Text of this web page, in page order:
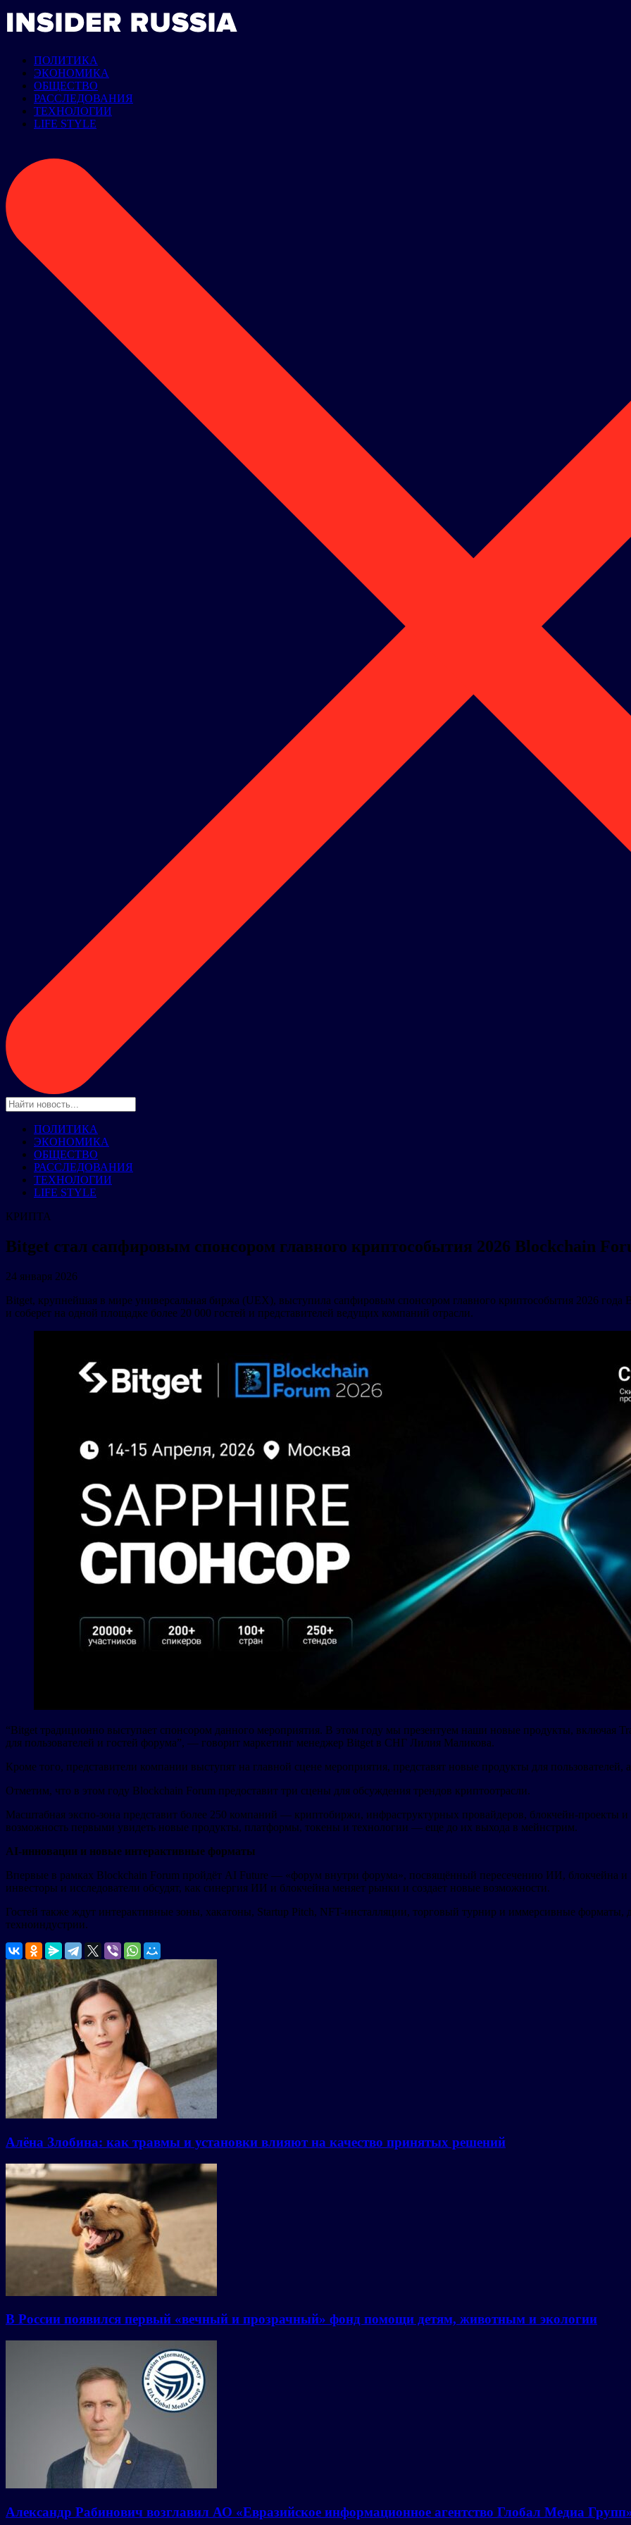
ПОЛИТИКА
ЭКОНОМИКА
ОБЩЕСТВО
РАССЛЕДОВАНИЯ
ТЕХНОЛОГИИ
LIFE STYLE
ПОЛИТИКА
ЭКОНОМИКА
ОБЩЕСТВО
РАССЛЕДОВАНИЯ
ТЕХНОЛОГИИ
LIFE STYLE
КРИПТА
Bitget стал сапфировым спонсором главного криптособытия 2026 Blockchain
24 января 2026
Bitget, крупнейшая в мире универсальная биржа (UEX), выступила сапфировым спонсором главного криптособытия 2026
и соберет на одной площадке более 20 000 гостей и представителей ведущих компаний отрасли.
“Bitget традиционно выступает спонсором данного мероприятия. В этом году мы презентуем наши новые продукты, включая
для пользователей и гостей форума”, — говорит маркетинг менеджер Bitget в СНГ Лилия Маликова.
Кроме того, представители компании выступят на главной сцене мероприятия, представят новые продукты для
Отметим, что в этом году Blockchain Forum предоставит три сцены для обсуждения трендов криптоотрасли.
Масштабная экспо-зона представит более 250 компаний — криптобиржи, инфраструктурных провайдеров, блокчейн-
возможность первыми увидеть новые продукты, платформы, токены и технологии — еще до их выхода в мейнстрим.
AI-инновации и новые интерактивные форматы
Впервые в рамках Blockchain Forum пройдёт AI Future — «форум внутри форума», посвящённый пересечению ИИ, блокчейна и
инвесторы и исследователи обсудят, как синергия ИИ и блокчейна меняет рынки и создает новые возможности.
Гостей также ждут интерактивные зоны, хакатоны, Startup Pitch, NFT-инсталляции, торговый турнир и иммерсивные
техноиндустрии.
Алёна Злобина: как травмы и установки влияют на качество принятых решений
В России появился первый «вечный и прозрачный» фонд помощи детям, животным и экологии
Александр Рабинович возглавил АО «Евразийское информационное агентство Глобал Медиа